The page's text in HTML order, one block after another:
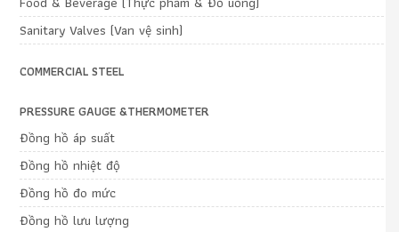
Sanitary Valves (Van vệ sinh)
COMMERCIAL STEEL
PRESSURE GAUGE &THERMOMETER
Đồng hồ áp suất
Đồng hồ nhiệt độ
Đồng hồ đo mức
Đồng hồ lưu lượng